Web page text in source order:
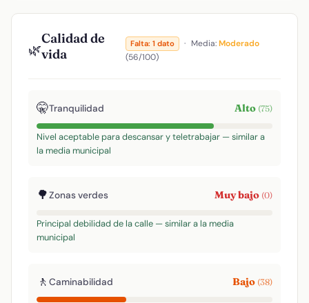
🌿
Calidad de
vida
Falta: 1 dato · Media:Moderado
(56/100)
🤫Tranquilidad Alto (75)
Nivel aceptable para descansar y teletrabajar — similar a
la media municipal
🌳Zonas verdes Muy bajo (0)
Principal debilidad de la calle — similar a la media
municipal
🚶 Caminabilidad Bajo (38)